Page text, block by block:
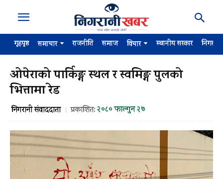
गृहपृष्ठ समाचार राजनीति समाज विचार स्थानीय सरकार
ओपेराको पार्किङ्ग स्थल र स्वमिङ्ग पुलको
भित्तामा रेड
निगरानी संवाददाता प्रकाशित:२०८० फाल्गुन २७